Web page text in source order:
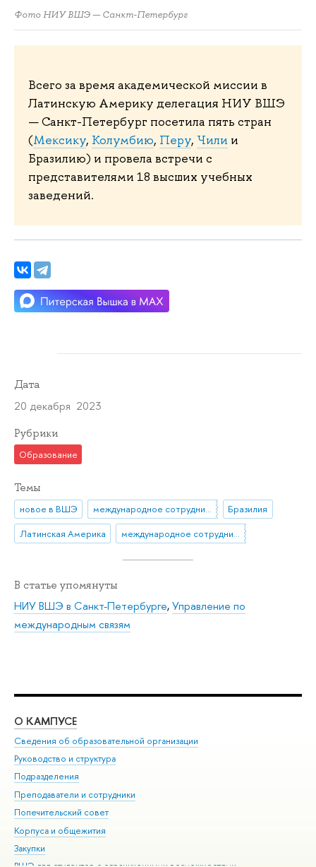
Фото НИУ ВШЭ — Санкт-Петербург
Всего за время академической миссии в
Латинскую Америку делегация НИУ ВШЭ
— Санкт-Петербург посетила пять стран
(Мексику, Колумбию, Перу, Чили и
Бразилию) и провела встречи с
представителями 18 высших учебных
заведений.
Дата
20 декабря 2023
Рубрики
Образование
Темы
новое в ВШЭ международное сотрудничество
Бразилия
Латинская Америка
международное сотрудничество
В статье упомянуты
НИУ ВШЭ в Санкт-Петербурге,Управление по
международным связям
О КАМПУСЕ
Сведения об образовательной организации
Руководство и структура
Подразделения
Преподаватели и сотрудники
Попечительский совет
Корпуса и общежития
Закупки